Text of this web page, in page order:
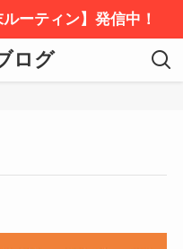
ーティン】発信中！
ログ